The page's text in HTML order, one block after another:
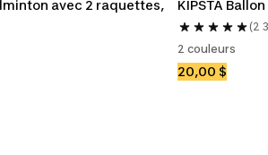
avec 2 raquettes,
KIPSTA
(2
2 couleurs
20,00 $